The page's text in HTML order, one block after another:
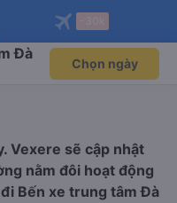
độc
Mở app
bay qua
Mở app
Đà
Chọn ngày
Vexere sẽ cập nhật
nằm đôi hoạt động
Bến xe trung tâm Đà